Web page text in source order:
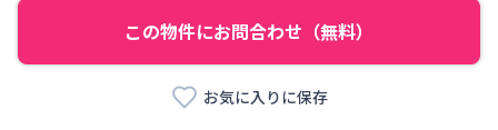
この物件にお問合わせ（無料）
お気に入りに保存